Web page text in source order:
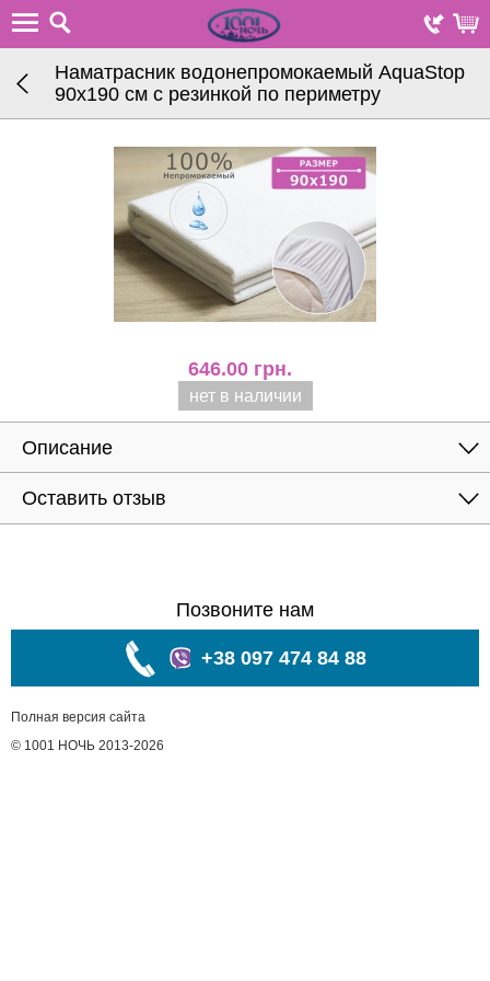
Наматрасник водонепромокаемый AquaStop
90х190 см с резинкой по периметру
646.00 грн.
нет в наличии
Описание
Оставить отзыв
Позвоните нам
+38 097 474 84 88
Полная версия сайта
© 1001 НОЧЬ 2013-2026